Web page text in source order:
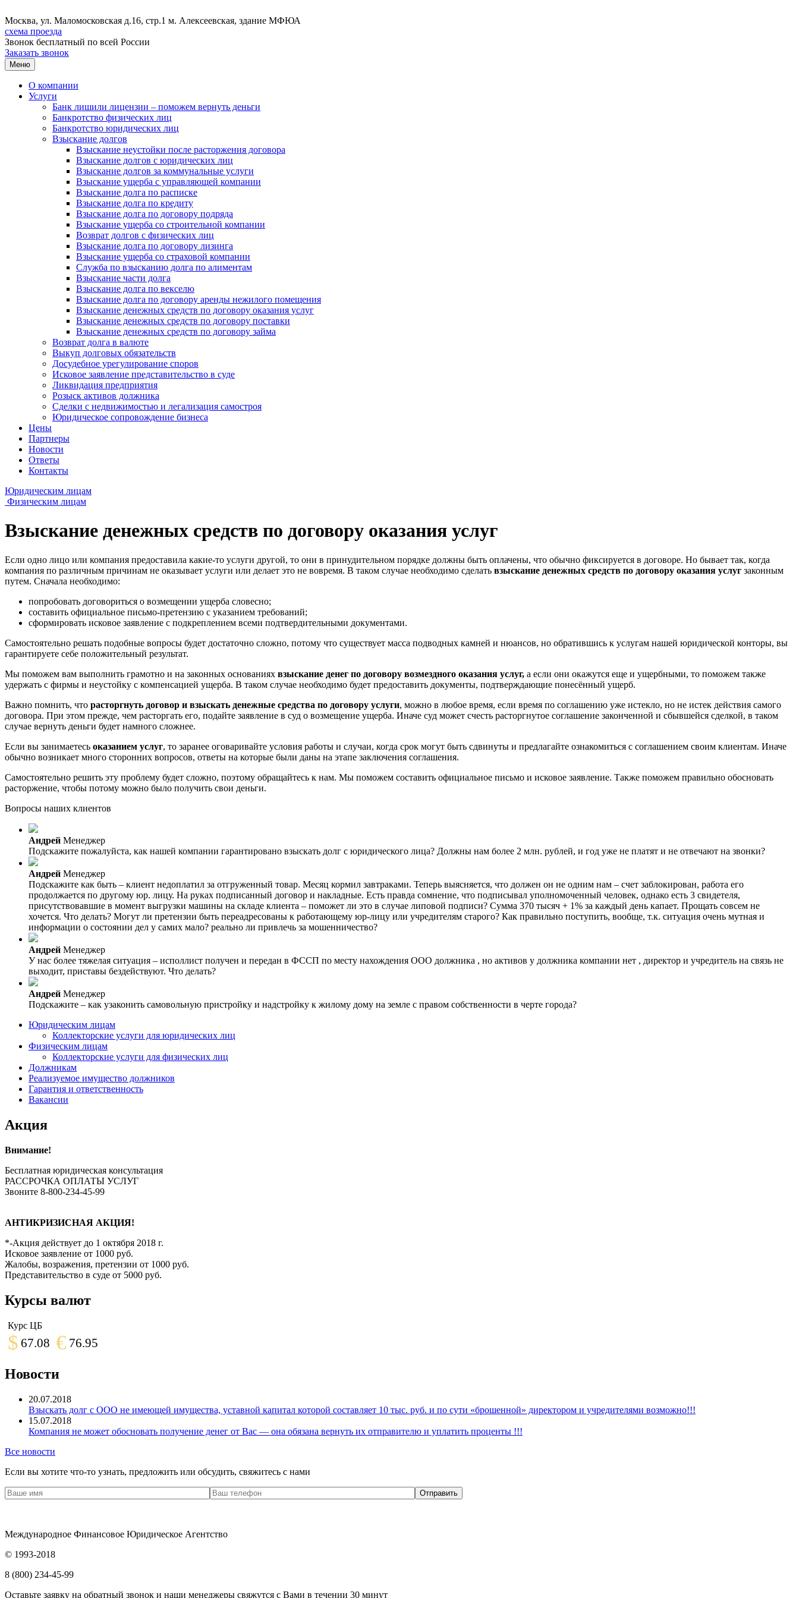
Москва, ул. Маломосковская д.16, стр.1 м. Алексеевская, здание МФЮА
схема проезда
Звонок бесплатный по всей России
Заказать звонок
Меню
О компании
Услуги
Банк лишили лицензии – поможем вернуть деньги
Банкротство физических лиц
Банкротство юридических лиц
Взыскание долгов
Взыскание неустойки после расторжения договора
Взыскание долгов с юридических лиц
Взыскание долгов за коммунальные услуги
Взыскание ущерба с управляющей компании
Взыскание долга по расписке
Взыскание долга по кредиту
Взыскание долга по договору подряда
Взыскание ущерба со строительной компании
Возврат долгов с физических лиц
Взыскание долга по договору лизинга
Взыскание ущерба со страховой компании
Служба по взысканию долга по алиментам
Взыскание части долга
Взыскание долга по векселю
Взыскание долга по договору аренды нежилого помещения
Взыскание денежных средств по договору оказания услуг
Взыскание денежных средств по договору поставки
Взыскание денежных средств по договору займа
Возврат долга в валюте
Выкуп долговых обязательств
Досудебное урегулирование споров
Исковое заявление представительство в суде
Ликвидация предприятия
Розыск активов должника
Сделки с недвижимостью и легализация самостроя
Юридическое сопровождение бизнеса
Цены
Партнеры
Новости
Ответы
Контакты
Юридическим лицам
Физическим лицам
Взыскание денежных средств по договору оказания услуг
Если одно лицо или компания предоставила какие-то услуги другой, то они в принудительном порядке должны быть оплачены, что обычно фиксируется в договоре. Но бывает так, когда
компания по различным причинам не оказывает услуги или делает это не вовремя. В таком случае необходимо сделать взыскание денежных средств по договору оказания услуг законным
путем. Сначала необходимо:
попробовать договориться о возмещении ущерба словесно;
составить официальное письмо-претензию с указанием требований;
сформировать исковое заявление с подкреплением всеми подтвердительными документами.
Самостоятельно решать подобные вопросы будет достаточно сложно, потому что существует масса подводных камней и нюансов, но обратившись к услугам нашей юридической конторы, вы
гарантируете себе положительный результат.
Мы поможем вам выполнить грамотно и на законных основаниях взыскание денег по договору возмездного оказания услуг, а если они окажутся еще и ущербными, то поможем также
удержать с фирмы и неустойку с компенсацией ущерба. В таком случае необходимо будет предоставить документы, подтверждающие понесённый ущерб.
Важно помнить, что расторгнуть договор и взыскать денежные средства по договору услуги, можно в любое время, если время по соглашению уже истекло, но не истек действия самого
договора. При этом прежде, чем расторгать его, подайте заявление в суд о возмещение ущерба. Иначе суд может счесть расторгнутое соглашение законченной и сбывшейся сделкой, в таком
случае вернуть деньги будет намного сложнее.
Если вы занимаетесь оказанием услуг, то заранее оговаривайте условия работы и случаи, когда срок могут быть сдвинуты и предлагайте ознакомиться с соглашением своим клиентам. Иначе
обычно возникает много сторонних вопросов, ответы на которые были даны на этапе заключения соглашения.
Самостоятельно решить эту проблему будет сложно, поэтому обращайтесь к нам. Мы поможем составить официальное письмо и исковое заявление. Также поможем правильно обосновать
расторжение, чтобы потому можно было получить свои деньги.
Вопросы наших клиентов
Андрей Менеджер
Подскажите пожалуйста, как нашей компании гарантировано взыскать долг с юридического лица? Должны нам более 2 млн. рублей, и год уже не платят и не отвечают на звонки?
Андрей Менеджер
Подскажите как быть – клиент недоплатил за отгруженный товар. Месяц кормил завтраками. Теперь выясняется, что должен он не одним нам – счет заблокирован, работа его
продолжается по другому юр. лицу. На руках подписанный договор и накладные. Есть правда сомнение, что подписывал уполномоченный человек, однако есть 3 свидетеля,
присутствовавшие в момент выгрузки машины на складе клиента – поможет ли это в случае липовой подписи? Сумма 370 тысяч + 1% за каждый день капает. Прощать совсем не
хочется. Что делать? Могут ли претензии быть переадресованы к работающему юр-лицу или учредителям старого? Как правильно поступить, вообще, т.к. ситуация очень мутная и
информации о состоянии дел у самих мало? реально ли привлечь за мошенничество?
Андрей Менеджер
У нас более тяжелая ситуация – исполлист получен и передан в ФССП по месту нахождения ООО должника , но активов у должника компании нет , директор и учредитель на связь не
выходит, приставы бездействуют. Что делать?
Андрей Менеджер
Подскажите – как узаконить самовольную пристройку и надстройку к жилому дому на земле с правом собственности в черте города?
Юридическим лицам
Коллекторские услуги для юридических лиц
Физическим лицам
Коллекторские услуги для физических лиц
Должникам
Реализуемое имущество должников
Гарантия и ответственность
Вакансии
Акция
Внимание!
Бесплатная юридическая консультация
РАССРОЧКА ОПЛАТЫ УСЛУГ
Звоните 8-800-234-45-99
АНТИКРИЗИСНАЯ АКЦИЯ!
*-Акция действует до 1 октября 2018 г.
Исковое заявление от 1000 руб.
Жалобы, возражения, претензии от 1000 руб.
Представительство в суде от 5000 руб.
Курсы валют
Курс ЦБ
$ 67.08 € 76.95
Новости
20.07.2018
Взыскать долг с ООО не имеющей имущества, уставной капитал которой составляет 10 тыс. руб. и по сути «брошенной» директором и учредителями возможно!!!
15.07.2018
Компания не может обосновать получение денег от Вас — она обязана вернуть их отправителю и уплатить проценты !!!
Все новости
Если вы хотите что-то узнать, предложить или обсудить, свяжитесь с нами
Международное Финансовое Юридическое Агентство
© 1993-2018
8 (800) 234-45-99
Оставьте заявку на обратный звонок и наши менеджеры свяжутся с Вами в течении 30 минут